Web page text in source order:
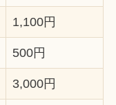
1,100円
500円
3,000円